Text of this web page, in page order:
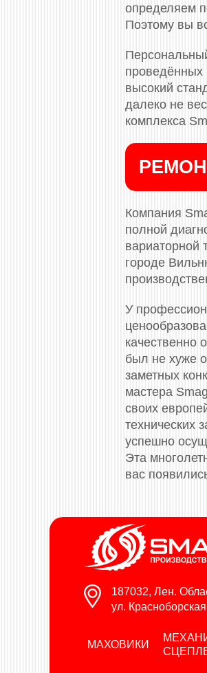
определяем
Поэтому вы
проведённых
высокий
далеко не
комплекса
Компания
полной
вариаторной
городе
У
качественно
был не хуже
заметных
мастера
своих
технических
успешно
Эта
вас
187032, Лен.
ул.
МАХОВИКИ